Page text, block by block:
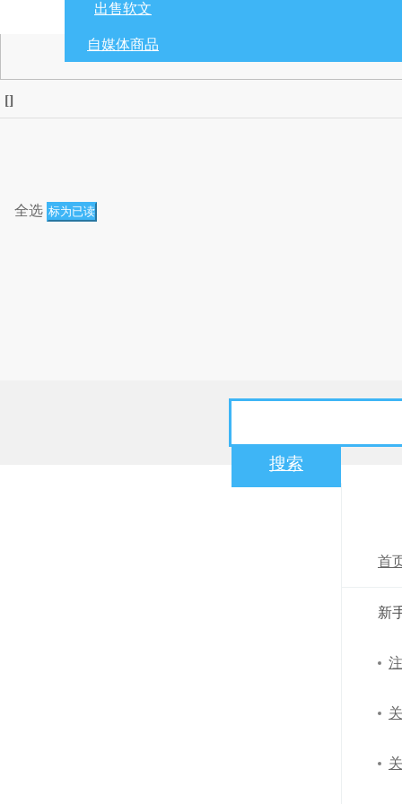
出售软文
自媒体商品
[]
全选 标为已读
搜索
首
新